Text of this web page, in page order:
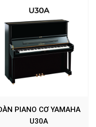
PIANO CƠ YAMAHA
U30A